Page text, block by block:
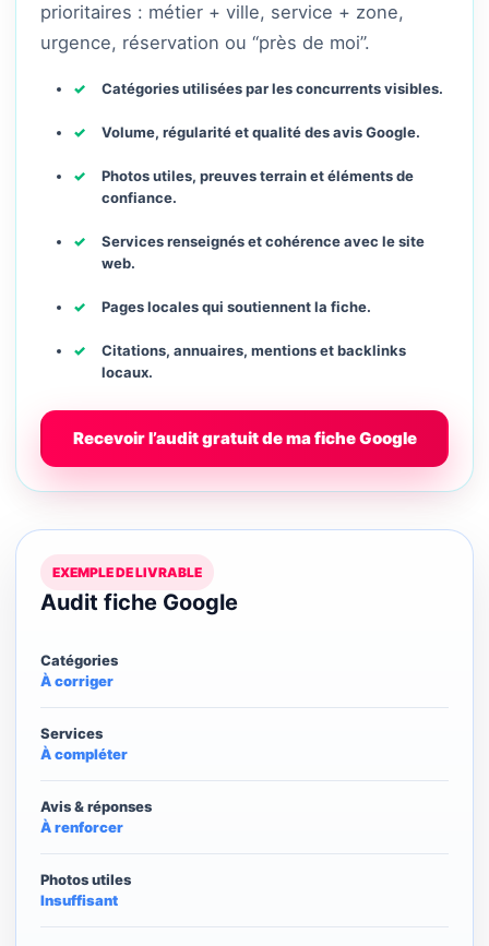
prioritaires : métier + ville, service + zone,
urgence, réservation ou “près de moi”.
Catégories utilisées par les concurrents visibles.
Volume, régularité et qualité des avis Google.
Photos utiles, preuves terrain et éléments de
confiance.
Services renseignés et cohérence avec le site
web.
Pages locales qui soutiennent la fiche.
Citations, annuaires, mentions et backlinks
locaux.
Recevoir l’audit gratuit de ma fiche Google
EXEMPLE DE LIVRABLE
Audit fiche Google
Catégories
À corriger
Services
À compléter
Avis & réponses
À renforcer
Photos utiles
Insuffisant